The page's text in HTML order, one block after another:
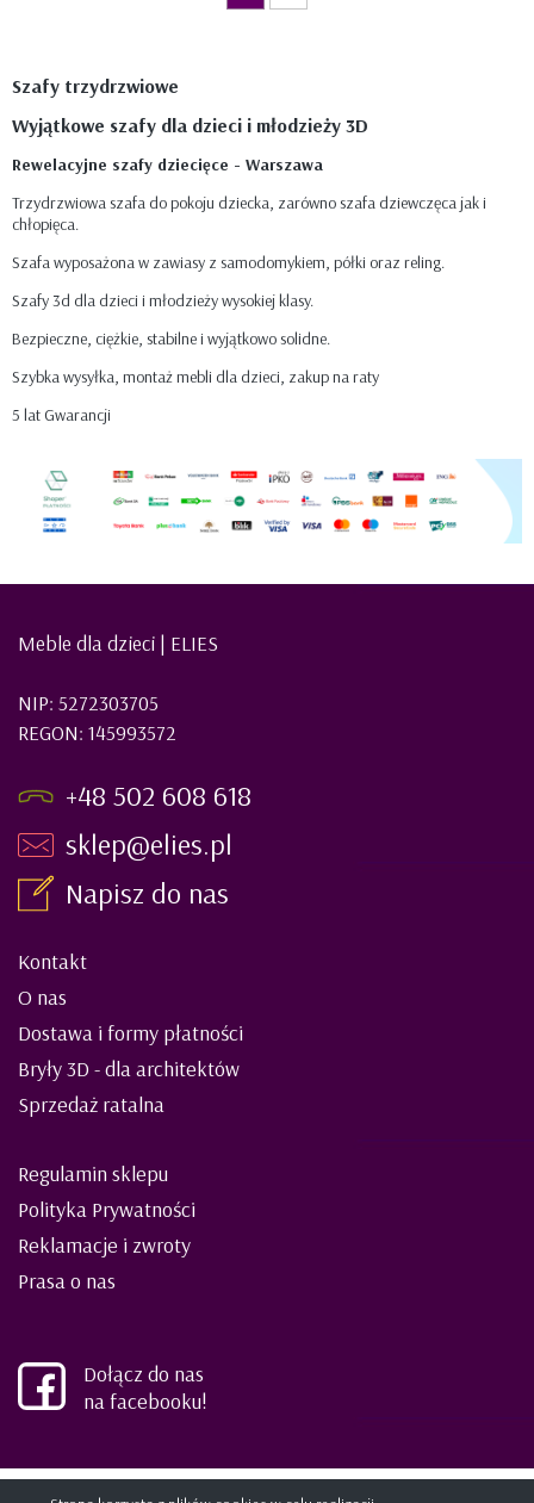
Szafy trzydrzwiowe
Wyjątkowe szafy dla dzieci i młodzieży 3D
Rewelacyjne szafy dziecięce - Warszawa
Trzydrzwiowa szafa do pokoju dziecka, zarówno szafa dziewczęca jak i
chłopięca.
Szafa wyposażona w zawiasy z samodomykiem, półki oraz reling.
Szafy 3d dla dzieci i młodzieży wysokiej klasy.
Bezpieczne, ciężkie, stabilne i wyjątkowo solidne.
Szybka wysyłka, montaż mebli dla dzieci, zakup na raty
5 lat Gwarancji
Meble dla dzieci | ELIES
NIP: 5272303705
REGON: 145993572
+48 502 608 618
sklep@elies.pl
Napisz do nas
Kontakt
O nas
Dostawa i formy płatności
Bryły 3D - dla architektów
Sprzedaż ratalna
Regulamin sklepu
Polityka Prywatności
Reklamacje i zwroty
Prasa o nas
Dołącz do nas
na facebooku!
©2021 ELIES meble dla dzieci i młodzieży